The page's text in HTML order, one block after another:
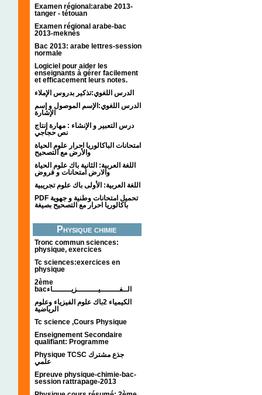
Examen régional:arabe 2013-
tanger - tétouan
Examen régional arabe-bac
2013-meknès
Bac 2013: arabe lettres-session
normale
Logiciel pour aider les
enseignants à gérer facilement
et efficacement leurs notes.
الدرس اللغوي:تذكير بدروس الإملاء
الدرس اللغوي:الإسم الموصول و إسم
الإشارة
درس التعبير و الإنشاء : مهارة إنتاج
نص حجاجي
امتحانات الباكالوريا احرار علوم الحياة
والأرض مع التصحيح
اللغة العربية: الثانية باك علوم الحياة
والارض امتحانات و فروض
اللغة العربية: الأولى باك علوم تجريبية
PDF تحميل امتحانات وطنية و جهوية
باكالوريا احرار مع التصحيح بصيغة
Physique chimie
Tronc commun sciences:
physique, exercices
Tc sciences:exercices en
physique
2ème
bacالــفــــــــيـــــــــزيــــــــاء
الكيمياء 2باك علوم الفيزياء وعلوم
الرياضية
Tc science ,Cours Physique
Enseignement Secondaire
qualifiant: Programme
Physique TCSC جذع مشترك
علمي
Epreuve physique-chimie-bac-
session rattrapage-2013